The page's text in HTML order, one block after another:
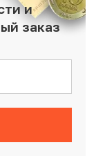
и
заказ